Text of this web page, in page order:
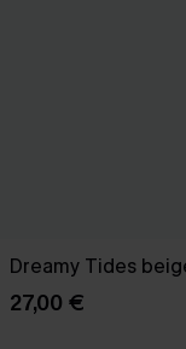
Dreamy Tides
27,00 €